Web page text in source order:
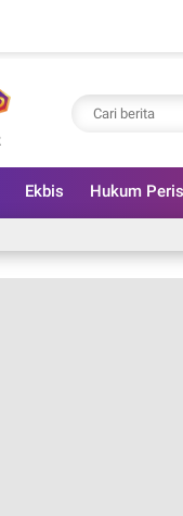
Ekbis Hukum